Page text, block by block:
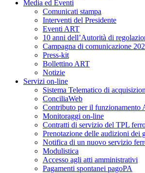
Media ed Eventi
Comunicati stampa
Interventi del Presidente
Eventi ART
10 anni dell’Autorità di
Campagna di comunicazione
Press-kit
Bollettino ART
Notizie
Servizi on-line
Sistema Telematico di
ConciliaWeb
Contributo per il funzionamento
Monitoraggi on-line
Contratti di servizio del TPL
Prenotazione delle audizioni dei
Notifica di un nuovo servizio
Modulistica
Accesso agli atti amministrativi
Pagamenti spontanei pagoPA